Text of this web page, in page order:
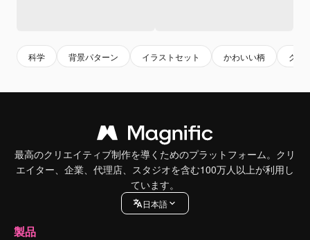
科学 背景パターン イラストセット かわいい柄 グラ
最高のクリエイティブ制作を導くためのプラットフォーム。クリ
エイター、企業、代理店、スタジオを含む100万人以上が利用し
ています。
日本語
製品